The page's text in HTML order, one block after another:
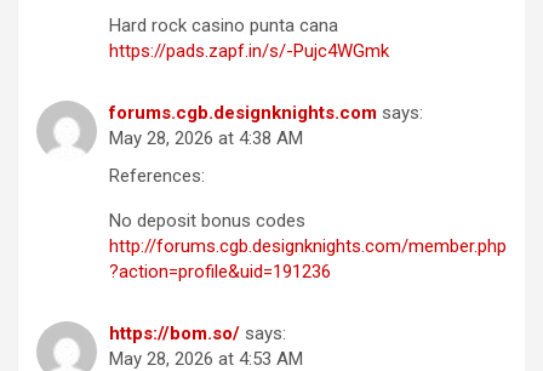
Hard rock casino punta cana
https://pads.zapf.in/s/-Pujc4WGmk
forums.cgb.designknights.com says:
May 28, 2026 at 4:38 AM
References:
No deposit bonus codes
http://forums.cgb.designknights.com/member.php
?action=profile&uid=191236
https://bom.so/ says:
May 28, 2026 at 4:53 AM